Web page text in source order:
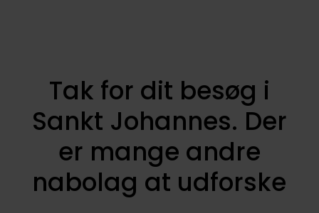
Tak for dit besøg i
Sankt Johannes. Der
er mange andre
nabolag at udforske